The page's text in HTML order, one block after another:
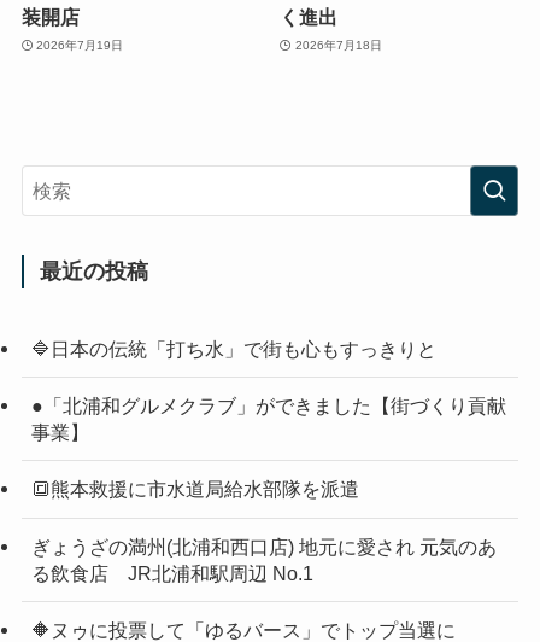
装開店
2026年7月19日
く進出
2026年7月18日
最近の投稿
🔷日本の伝統「打ち水」で街も心もすっきりと
●「北浦和グルメクラブ」ができました【街づくり貢献
事業】
🔳熊本救援に市水道局給水部隊を派遣
ぎょうざの満州(北浦和西口店) 地元に愛され 元気のあ
る飲食店 JR北浦和駅周辺 No.1
🔶ヌゥに投票して「ゆるバース」でトップ当選に